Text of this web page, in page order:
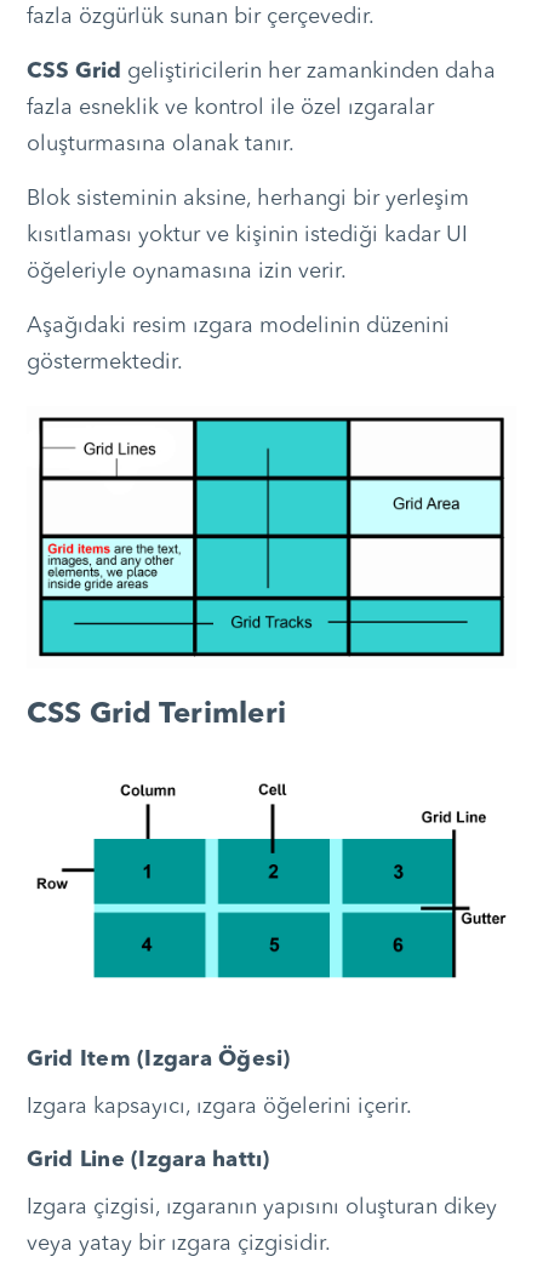
fazla özgürlük sunan bir çerçevedir.
CSS Grid geliştiricilerin her zamankinden daha
fazla esneklik ve kontrol ile özel ızgaralar
oluşturmasına olanak tanır.
Blok sisteminin aksine, herhangi bir yerleşim
kısıtlaması yoktur ve kişinin istediği kadar UI
öğeleriyle oynamasına izin verir.
Aşağıdaki resim ızgara modelinin düzenini
göstermektedir.
CSS Grid Terimleri
Grid Item (Izgara Öğesi)
Izgara kapsayıcı, ızgara öğelerini içerir.
Grid Line (Izgara hattı)
Izgara çizgisi, ızgaranın yapısını oluşturan dikey
veya yatay bir ızgara çizgisidir.